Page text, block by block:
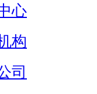
心
构
司